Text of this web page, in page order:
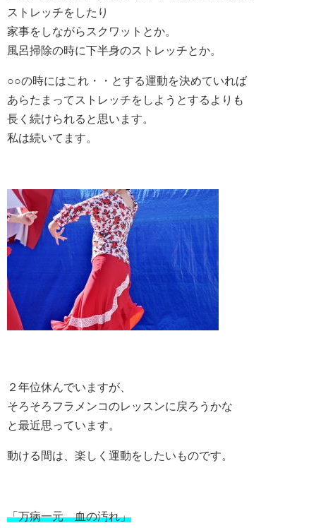
ストレッチをしたり
家事をしながらスクワットとか。
風呂掃除の時に下半身のストレッチとか。
○○の時にはこれ・・とする運動を決めていれば
あらたまってストレッチをしようとするよりも
長く続けられると思います。
私は続いてます。
２年位休んでいますが、
そろそろフラメンコのレッスンに戻ろうかな
と最近思っています。
動ける間は、楽しく運動をしたいものです。
「万病一元 血の汚れ」